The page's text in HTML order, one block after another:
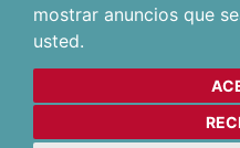
mostrar anuncios que
usted.